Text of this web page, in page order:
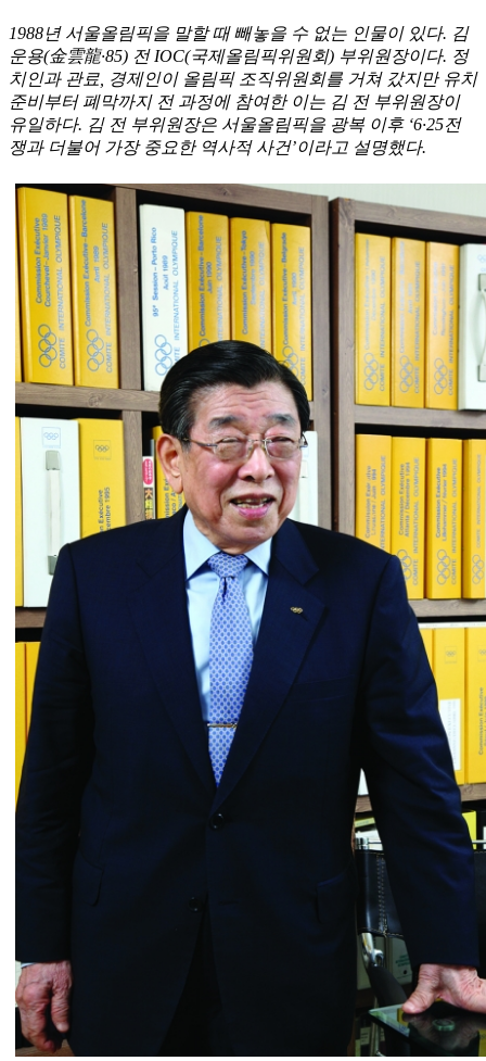
1988년 서울올림픽을 말할 때 빼놓을 수 없는 인물이 있다. 김
운용(金雲龍·85) 전 IOC(국제올림픽위원회) 부위원장이다. 정
치인과 관료, 경제인이 올림픽 조직위원회를 거쳐 갔지만 유치
준비부터 폐막까지 전 과정에 참여한 이는 김 전 부위원장이
유일하다. 김 전 부위원장은 서울올림픽을 광복 이후 ‘6·25전
쟁과 더불어 가장 중요한 역사적 사건’이라고 설명했다.